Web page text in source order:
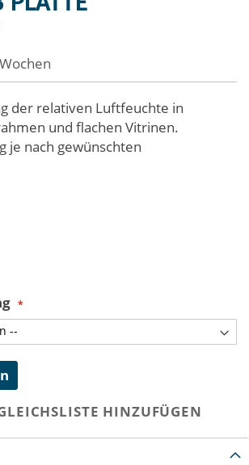
der relativen Luftfeuchte in
und flachen Vitrinen.
je nach gewünschten
HINZUFÜGEN